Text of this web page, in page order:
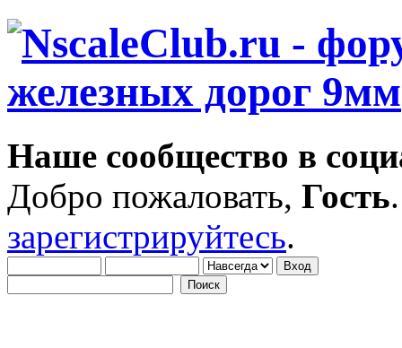
Наше сообщество в
Добро пожаловать, Гость
зарегистрируйтесь.